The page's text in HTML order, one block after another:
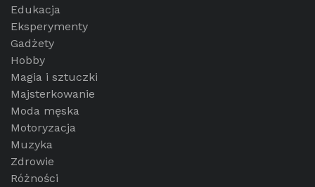
Edukacja
Eksperymenty
Gadżety
Hobby
Magia i sztuczki
Majsterkowanie
Moda męska
Motoryzacja
Muzyka
Zdrowie
Różności